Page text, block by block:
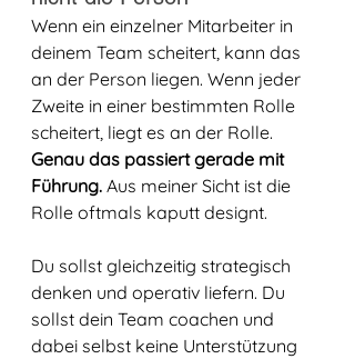
Wenn ein einzelner Mitarbeiter in
deinem Team scheitert, kann das
an der Person liegen. Wenn jeder
Zweite in einer bestimmten Rolle
scheitert, liegt es an der Rolle.
Genau das passiert gerade mit
Führung. Aus meiner Sicht ist die
Rolle oftmals kaputt designt.
Du sollst gleichzeitig strategisch
denken und operativ liefern. Du
sollst dein Team coachen und
dabei selbst keine Unterstützung